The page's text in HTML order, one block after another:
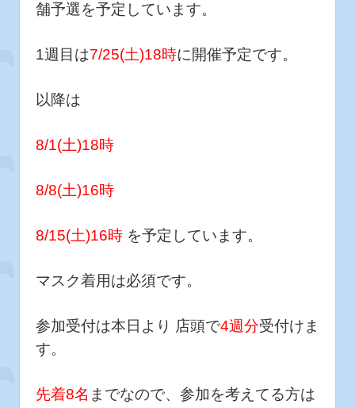
舗予選を予定しています。
1週目は7/25(土)18時に開催予定です。
以降は
8/1(土)18時
8/8(土)16時
8/15(土)16時 を予定しています。
マスク着用は必須です。
参加受付は本日より 店頭で4週分受付けま
す。
先着8名 までなので、参加を考えてる方は